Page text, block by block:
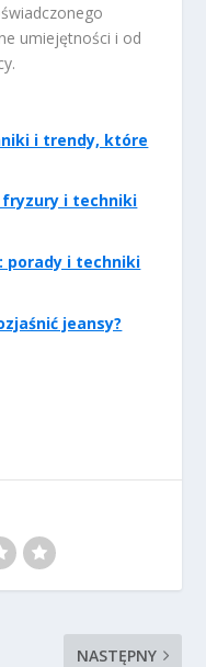
umiejętności i od
i trendy, które
fryzury i techniki
porady i techniki
jeansy?
NASTĘPNY